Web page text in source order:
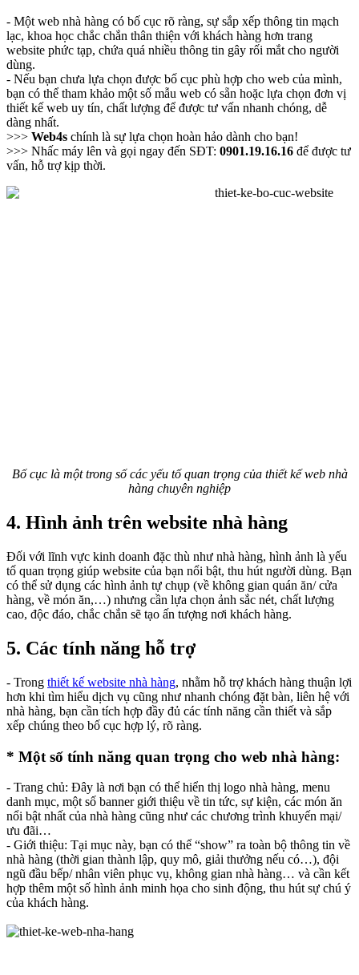
- Một web nhà hàng có bố cục rõ ràng, sự sắp xếp thông tin mạch
lạc, khoa học chắc chắn thân thiện với khách hàng hơn trang
website phức tạp, chứa quá nhiều thông tin gây rối mắt cho người
dùng.
- Nếu bạn chưa lựa chọn được bố cục phù hợp cho web của mình,
bạn có thể tham khảo một số mẫu web có sẵn hoặc lựa chọn đơn vị
thiết kế web uy tín, chất lượng để được tư vấn nhanh chóng, dễ
dàng nhất.
>>> Web4s chính là sự lựa chọn hoàn hảo dành cho bạn!
>>> Nhấc máy lên và gọi ngay đến SĐT: 0901.19.16.16 để được tư
vấn, hỗ trợ kịp thời.
Bố cục là một trong số các yếu tố quan trọng của thiết kế web nhà
hàng chuyên nghiệp
4. Hình ảnh trên website nhà hàng
Đối với lĩnh vực kinh doanh đặc thù như nhà hàng, hình ảnh là yếu
tố quan trọng giúp website của bạn nổi bật, thu hút người dùng. Bạn
có thể sử dụng các hình ảnh tự chụp (về không gian quán ăn/ cửa
hàng, về món ăn,…) nhưng cần lựa chọn ảnh sắc nét, chất lượng
cao, độc đáo, chắc chắn sẽ tạo ấn tượng nơi khách hàng.
5. Các tính năng hỗ trợ
- Trong thiết kế website nhà hàng, nhằm hỗ trợ khách hàng thuận lợi
hơn khi tìm hiểu dịch vụ cũng như nhanh chóng đặt bàn, liên hệ với
nhà hàng, bạn cần tích hợp đầy đủ các tính năng cần thiết và sắp
xếp chúng theo bố cục hợp lý, rõ ràng.
* Một số tính năng quan trọng cho web nhà hàng:
- Trang chủ: Đây là nơi bạn có thể hiển thị logo nhà hàng, menu
danh mục, một số banner giới thiệu về tin tức, sự kiện, các món ăn
nổi bật nhất của nhà hàng cũng như các chương trình khuyến mại/
ưu đãi…
- Giới thiệu: Tại mục này, bạn có thể “show” ra toàn bộ thông tin về
nhà hàng (thời gian thành lập, quy mô, giải thưởng nếu có…), đội
ngũ đầu bếp/ nhân viên phục vụ, không gian nhà hàng… và cần kết
hợp thêm một số hình ảnh minh họa cho sinh động, thu hút sự chú ý
của khách hàng.